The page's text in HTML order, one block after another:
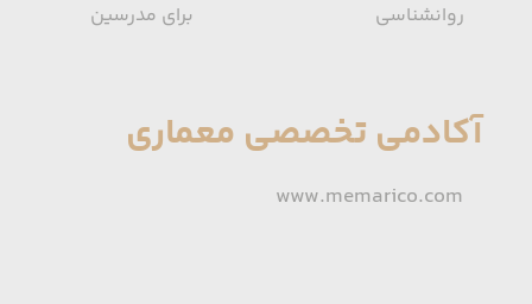
روانشناسی
آکادمی تخصصی معماری
www.memarico.com
برای مدرسین